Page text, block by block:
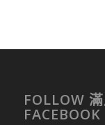
FOLLOW
FACEBOOK